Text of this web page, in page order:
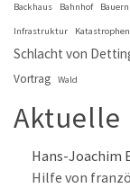
Backhaus Bahnhof
Infrastruktur Katastrophen
Schlacht von
Vortrag Wald
Aktuelle
Hans-Joachim
Hilfe von